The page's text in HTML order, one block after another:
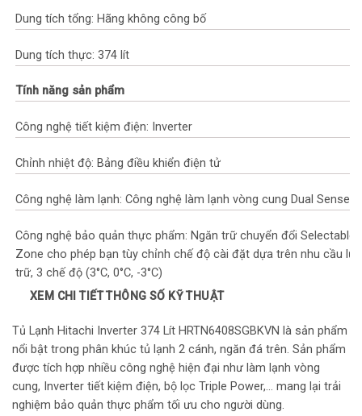
Dung tích tổng: Hãng không công bố
Dung tích thực: 374 lít
Tính năng sản phẩm
Công nghệ tiết kiệm điện: Inverter
Chỉnh nhiệt độ: Bảng điều khiển điện tử
Công nghệ làm lạnh: Công nghệ làm lạnh vòng cung Dual Sense
Công nghệ bảo quản thực phẩm: Ngăn trữ chuyển đổi Selectable
Zone cho phép bạn tùy chỉnh chế độ cài đặt dựa trên nhu cầu lưu
trữ, 3 chế độ (3°C, 0°C, -3°C)
khuẩn khử mùi
Tính năng khác:
– Ngăn cửa điều chỉnh được
XEM CHI TIẾT THÔNG SỐ KỸ THUẬT
Tủ Lạnh Hitachi Inverter 374 Lít HRTN6408SGBKVN là sản phẩm
nổi bật trong phân khúc tủ lạnh 2 cánh, ngăn đá trên. Sản phẩm
được tích hợp nhiều công nghệ hiện đại như làm lạnh vòng
cung, Inverter tiết kiệm điện, bộ lọc Triple Power,… mang lại trải
nghiệm bảo quản thực phẩm tối ưu cho người dùng.